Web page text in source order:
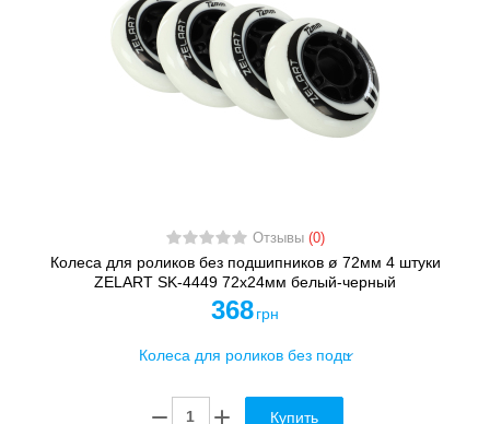
Отзывы (0)
Колеса для роликов без подшипников ø 72мм 4 штуки
ZELART SK-4449 72х24мм белый-черный
368 грн
Купить